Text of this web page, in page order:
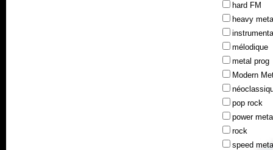
hard FM
heavy
mélodique
metal prog
Modern
pop rock
power
rock
speed